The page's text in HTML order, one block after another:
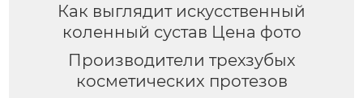
Как выглядит искусственный
коленный сустав Цена фото
Производители трехзубых
косметических протезов